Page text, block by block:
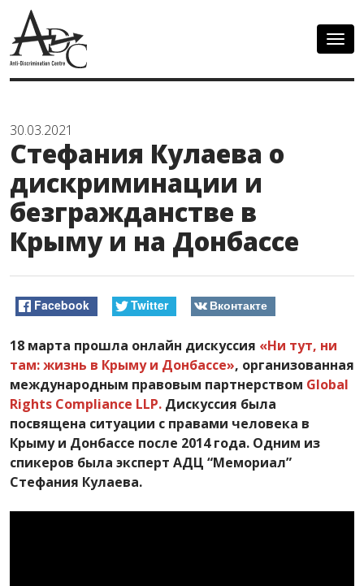
30.03.2021
Стефания Кулаева о
дискриминации и
безгражданстве в
Крыму и на Донбассе
Facebook Twitter Вконтакте
18 марта прошла онлайн дискуссия «Ни тут, ни
там: жизнь в Крыму и Донбассе», организованная
международным правовым партнерством Global
Rights Compliance LLP. Дискуссия была
посвящена ситуации с правами человека в
Крыму и Донбассе после 2014 года. Одним из
спикеров была эксперт АДЦ “Мемориал”
Стефания Кулаева.